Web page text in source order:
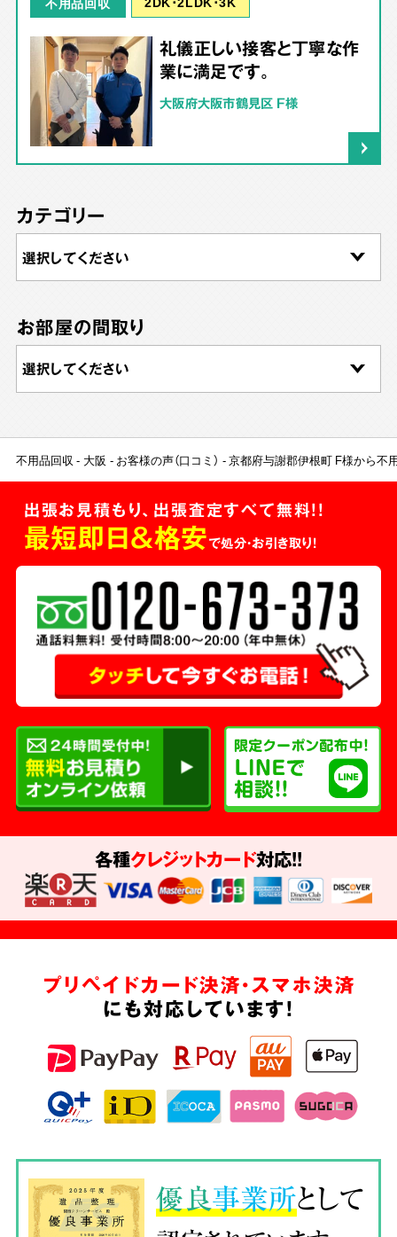
礼儀正しい接客と丁寧な作
業に満足です。
大阪府大阪市鶴見区 F様
カテゴリー
お部屋の間取り
不用品回収 大阪 お客様の声（口コミ） 京都府与謝郡伊根町 F様から不
出張お見積もり、出張査定すべて無料!!
最短即日＆格安で処分・お引き取り！
各種クレジットカード対応!!
プリペイドカード決済・スマホ決済
にも対応しています!
優良事業所として